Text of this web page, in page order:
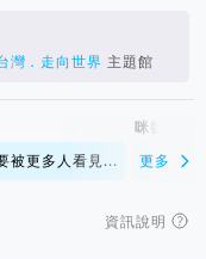
灣．走向世界 主題館
被更多人看見...
咪醬
支持美
更多
資訊說明